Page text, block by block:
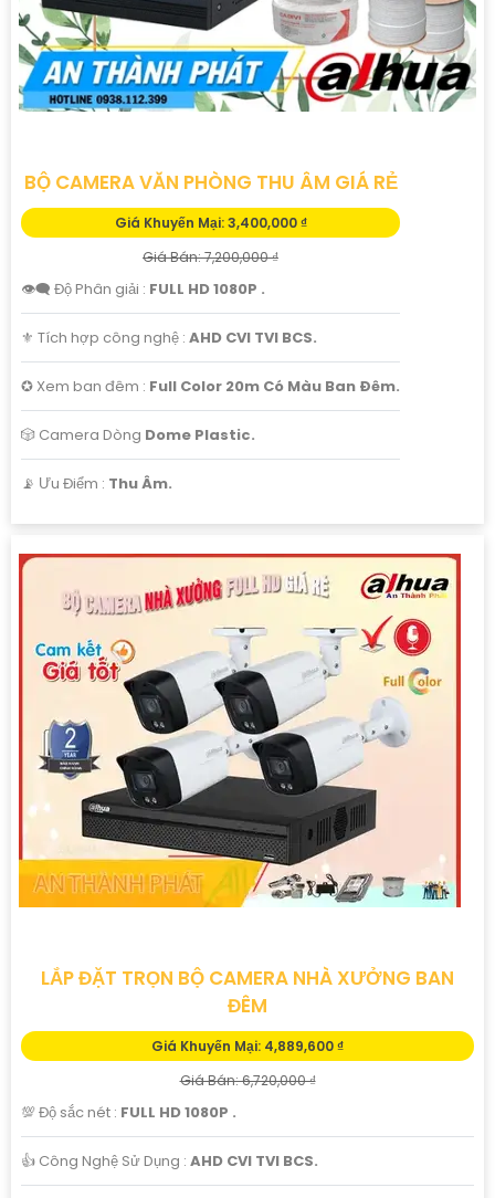
BỘ CAMERA VĂN PHÒNG THU ÂM GIÁ RẺ
Giá Khuyến Mại: 3,400,000 ₫
Giá Bán: 7,200,000 ₫
👁️‍🗨 Độ Phân giải : FULL HD 1080P .
⚜️ Tích hợp công nghệ : AHD CVI TVI BCS.
✪ Xem ban đêm : Full Color 20m Có Màu Ban Ðêm.
🎲 Camera Dòng Dome Plastic.
️📡 Ưu Điểm : Thu Âm.
LẮP ĐẶT TRỌN BỘ CAMERA NHÀ XƯỞNG BAN
ĐÊM
Giá Khuyến Mại: 4,889,600 ₫
Giá Bán: 6,720,000 ₫
💯 Độ sắc nét : FULL HD 1080P .
👍 Công Nghệ Sử Dụng : AHD CVI TVI BCS.